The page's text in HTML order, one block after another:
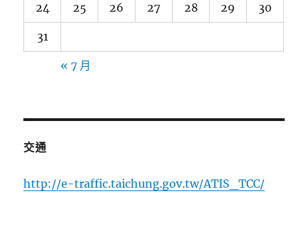
24 25 26 27 28 29 30
31
« 7 月
交通
http://e-traffic.taichung.gov.tw/ATIS_TCC/